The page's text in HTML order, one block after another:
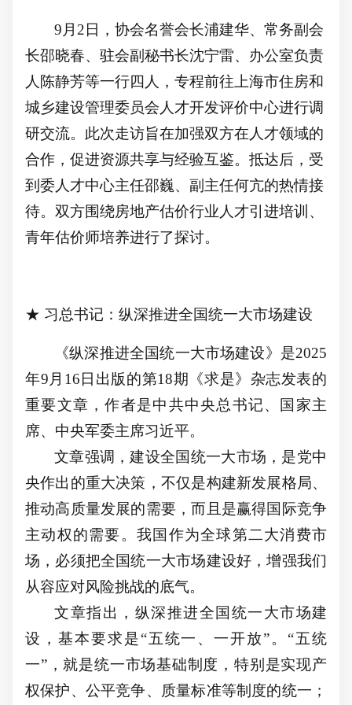
9月2日，协会名誉会长浦建华、常务副会
长邵晓春、驻会副秘书长沈宁雷、办公室负责
人陈静芳等一行四人，专程前往上海市住房和
城乡建设管理委员会人才开发评价中心进行调
研交流。此次走访旨在加强双方在人才领域的
合作，促进资源共享与经验互鉴。抵达后，受
到委人才中心主任邵巍、副主任何亢的热情接
待。双方围绕房地产估价行业人才引进培训、
青年估价师培养进行了探讨。
★ 习总书记： 纵深推进全国统一大市场建设
《纵深推进全国统一大市场建设》是2025
年9月16日出版的第18期《求是》杂志发表的
重要文章，作者是中共中央总书记、国家主
席、中央军委主席习近平。
文章强调，建设全国统一大市场，是党中
央作出的重大决策，不仅是构建新发展格局、
推动高质量发展的需要，而且是赢得国际竞争
主动权的需要。我国作为全球第二大消费市
场，必须把全国统一大市场建设好，增强我们
从容应对风险挑战的底气。
文章指出，纵深推进全国统一大市场建
设，基本要求是“五统一、一开放”。“五统
一”，就是统一市场基础制度，特别是实现产
权保护、公平竞争、质量标准等制度的统一；